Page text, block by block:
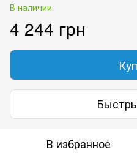
В наличии
4 244 грн
В избранное